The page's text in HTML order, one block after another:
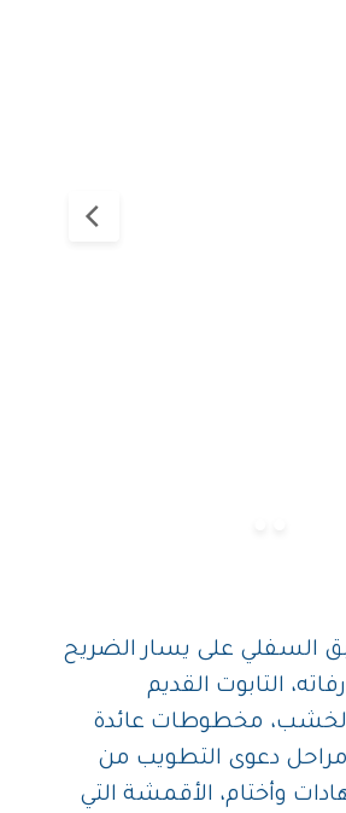
السفلي على يسار الضريح
التابوت القديم
مخطوطات عائدة
مراحل دعوى التطويب من
وأختام، الأقمشة التي